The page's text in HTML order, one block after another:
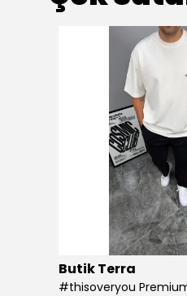
Butik Terra
#thisoveryou